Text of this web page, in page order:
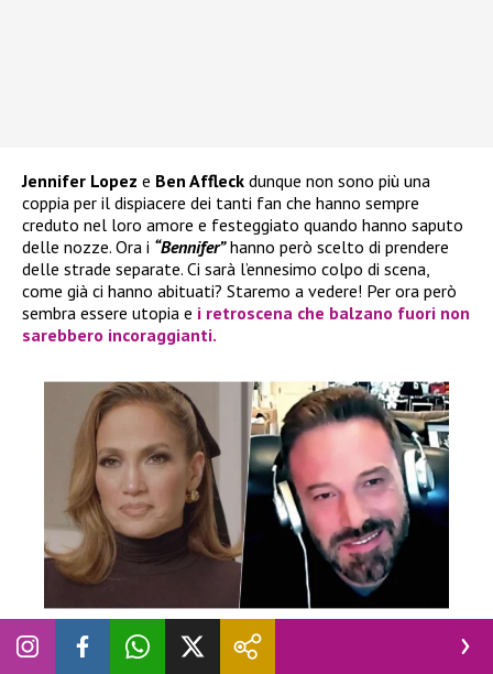
Jennifer Lopez e Ben Affleck dunque non sono più una
coppia per il dispiacere dei tanti fan che hanno sempre
creduto nel loro amore e festeggiato quando hanno saputo
delle nozze. Ora i “Bennifer”hanno però scelto di prendere
delle strade separate. Ci sarà l’ennesimo colpo di scena,
come già ci hanno abituati? Staremo a vedere! Per ora però
sembra essere utopia e i retroscena che balzano fuori non
sarebbero incoraggianti.
ESCLUSIVE GOSSIP